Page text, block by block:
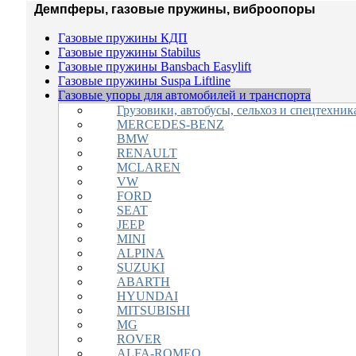
Демпферы, газовые пружины, виброопоры
Газовые пружины КДП
Газовые пружины Stabilus
Газовые пружины Bansbach Easylift
Газовые пружины Suspa Liftline
Газовые упоры для автомобилей и транспорта
Грузовики, автобусы, сельхоз и
MERCEDES-BENZ
BMW
RENAULT
MCLAREN
VW
FORD
SEAT
JEEP
MINI
ALPINA
SUZUKI
ABARTH
HYUNDAI
MITSUBISHI
MG
ROVER
ALFA-ROMEO